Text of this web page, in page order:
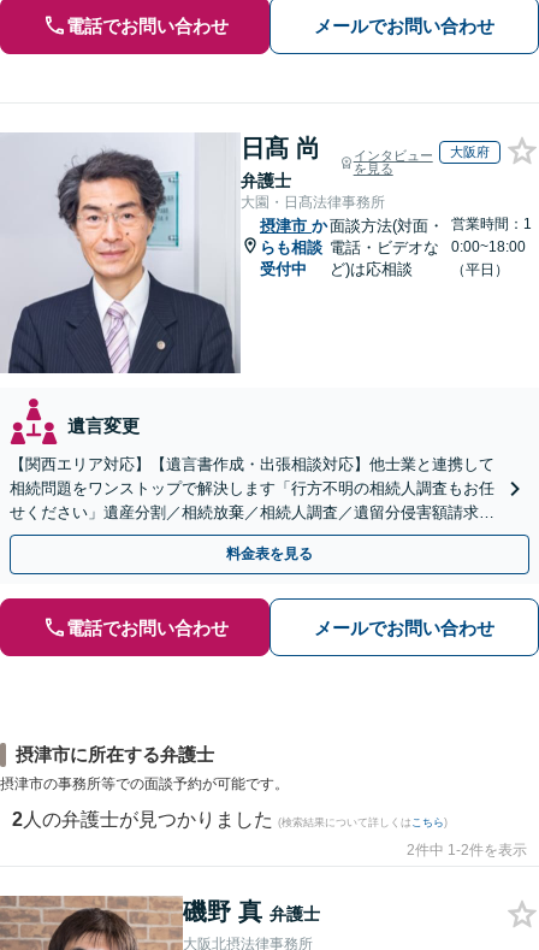
電話でお問い合わせ メールでお問い合わせ
日髙 尚
弁護士
インタビュー
を見る
大阪府
大園・日髙法律事務所
摂津市 か
らも相談
受付中
面談方法(対面・
電話・ビデオな
ど)は応相談
営業時間：1
0:00~18:00
（平日）
遺言変更
【関西エリア対応】【遺言書作成・出張相談対応】他士業と連携して
相続問題をワンストップで解決します「行方不明の相続人調査もお任
せください」遺産分割／相続放棄／相続人調査／遺留分侵害額請求／
登記など【休日・夜間面談可】【分割払い対応】
料金表を見る
電話でお問い合わせ メールでお問い合わせ
摂津市に所在する弁護士
摂津市の事務所等での面談予約が可能です。
2 人の弁護士が見つかりました (検索結果について詳しくは こちら)
2件中 1-2件を表示
磯野 真 弁護士
大阪北摂法律事務所